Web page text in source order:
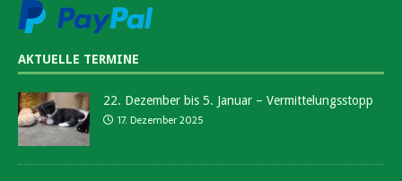
AKTUELLE TERMINE
22. Dezember bis 5. Januar – Vermittelungsstopp
17. Dezember 2025